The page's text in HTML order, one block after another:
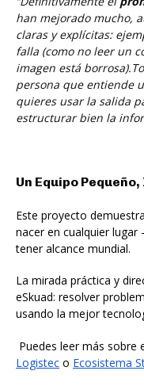
han mejorado mucho,
claras y explícitas:
falla (como no leer un
imagen está borrosa).
persona que entiende
quieres usar la salida
estructurar bien la
Un Equipo
Este proyecto
nacer en cualquier
tener alcance mundial.
La mirada práctica y
eSkuad: resolver
usando la mejor
Puedes leer más sobre
Logistec o Ecosistema